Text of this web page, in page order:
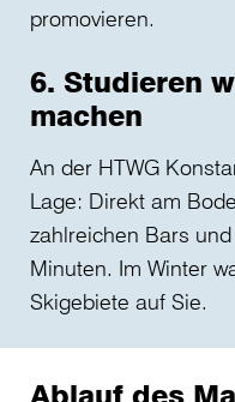
promovieren.
6. Studieren
machen
An der HTWG
Lage: Direkt am
zahlreichen Bars
Minuten. Im Winter
Skigebiete auf Sie.